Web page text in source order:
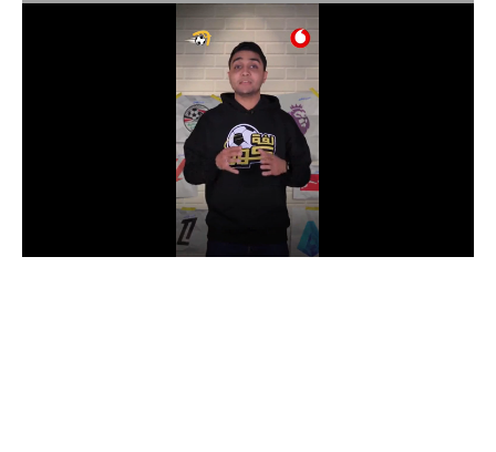
الدوري السعودي للمحترفين
دوري أبطال إفريقيا